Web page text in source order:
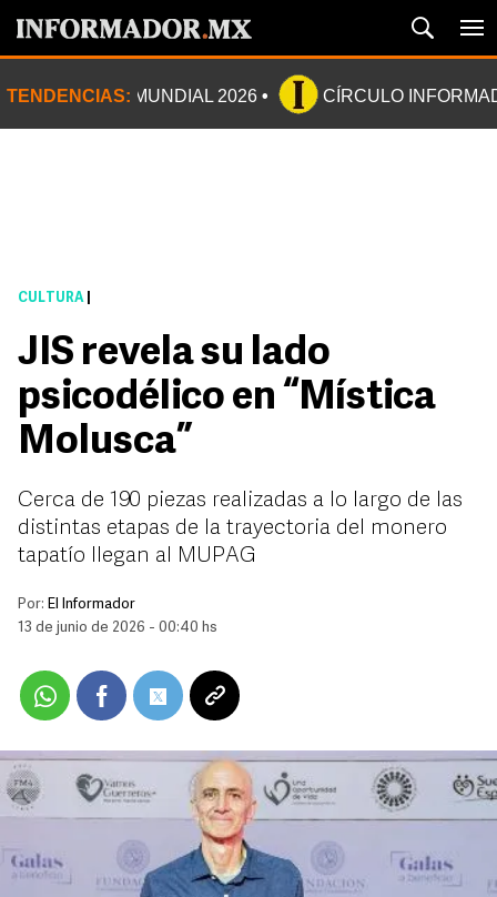
TENDENCIAS: MUNDIAL 2026 CÍRCULO
CULTURA
JIS revela su lado
psicodélico en “Mística
Molusca”
Cerca de 190 piezas realizadas a lo largo de las
distintas etapas de la trayectoria del monero
tapatío llegan al MUPAG
Por: El Informador
13 de junio de 2026 - 00:40 hs